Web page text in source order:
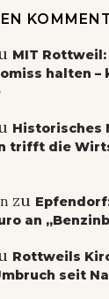
MIT Rottweil:
halten –
Historisches
trifft die
zu
an
Rottweils
seit